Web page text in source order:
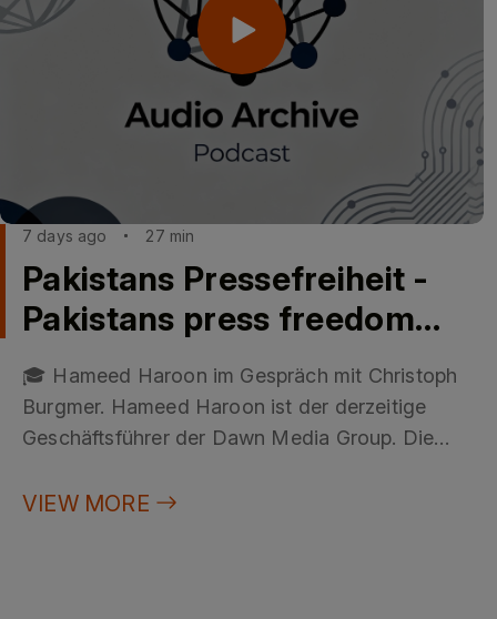
7 days ago 27 min
Pakistans Pressefreiheit -
Pakistans press freedom
mit/with Hameed Haroon
🎓 Hameed Haroon im Gespräch mit Christoph
Burgmer. Hameed Haroon ist der derzeitige
Geschäftsführer der Dawn Media Group. Die
ansässiges Medienunternehmen, das sich im
VIEW MORE